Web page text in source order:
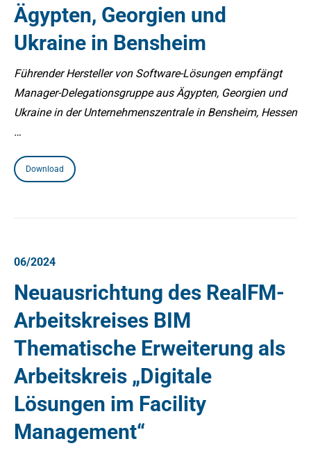
Ägypten, Georgien und
Ukraine in Bensheim
Führender Hersteller von Software-Lösungen empfängt
Manager-Delegationsgruppe aus Ägypten, Georgien und
Ukraine in der Unternehmenszentrale in Bensheim, Hessen
…
Download
06/2024
Neuausrichtung des RealFM-
Arbeitskreises BIM
Thematische Erweiterung als
Arbeitskreis „Digitale
Lösungen im Facility
Management“